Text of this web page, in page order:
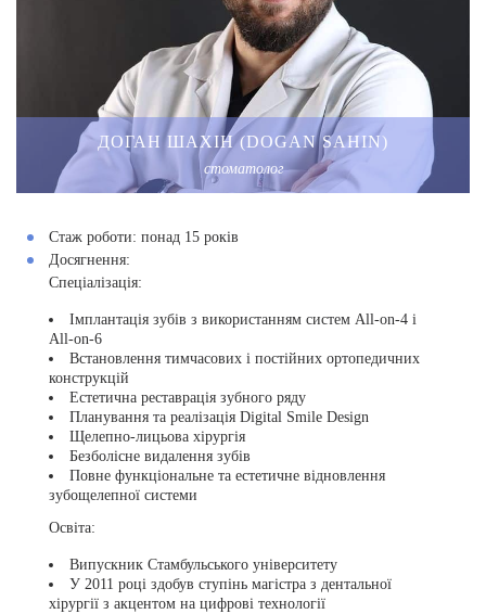
ДОГАН ШАХІН (DOGAN SAHIN)
стоматолог
Стаж роботи: понад 15 років
Досягнення:
Спеціалізація:
Імплантація зубів з використанням систем All-on-4 і
All-on-6
Встановлення тимчасових і постійних ортопедичних
конструкцій
Естетична реставрація зубного ряду
Планування та реалізація Digital Smile Design
Щелепно-лицьова хірургія
Безболісне видалення зубів
Повне функціональне та естетичне відновлення
зубощелепної системи
Освіта:
Випускник Стамбульського університету
У 2011 році здобув ступінь магістра з дентальної
хірургії з акцентом на цифрові технології